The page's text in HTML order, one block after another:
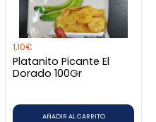
1,10€
Platanito Picante El
Dorado 100Gr
AÑADIR AL CARRITO